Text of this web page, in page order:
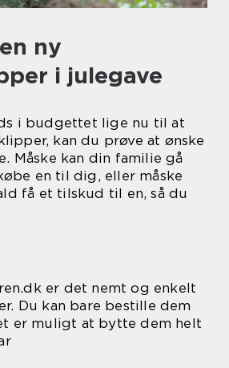
ny
i julegave
i budgettet lige nu til at
kan du prøve at ønske
Måske kan din familie gå
en til dig, eller måske
få et tilskud til en, så du
er det nemt og enkelt
Du kan bare bestille dem
er muligt at bytte dem helt